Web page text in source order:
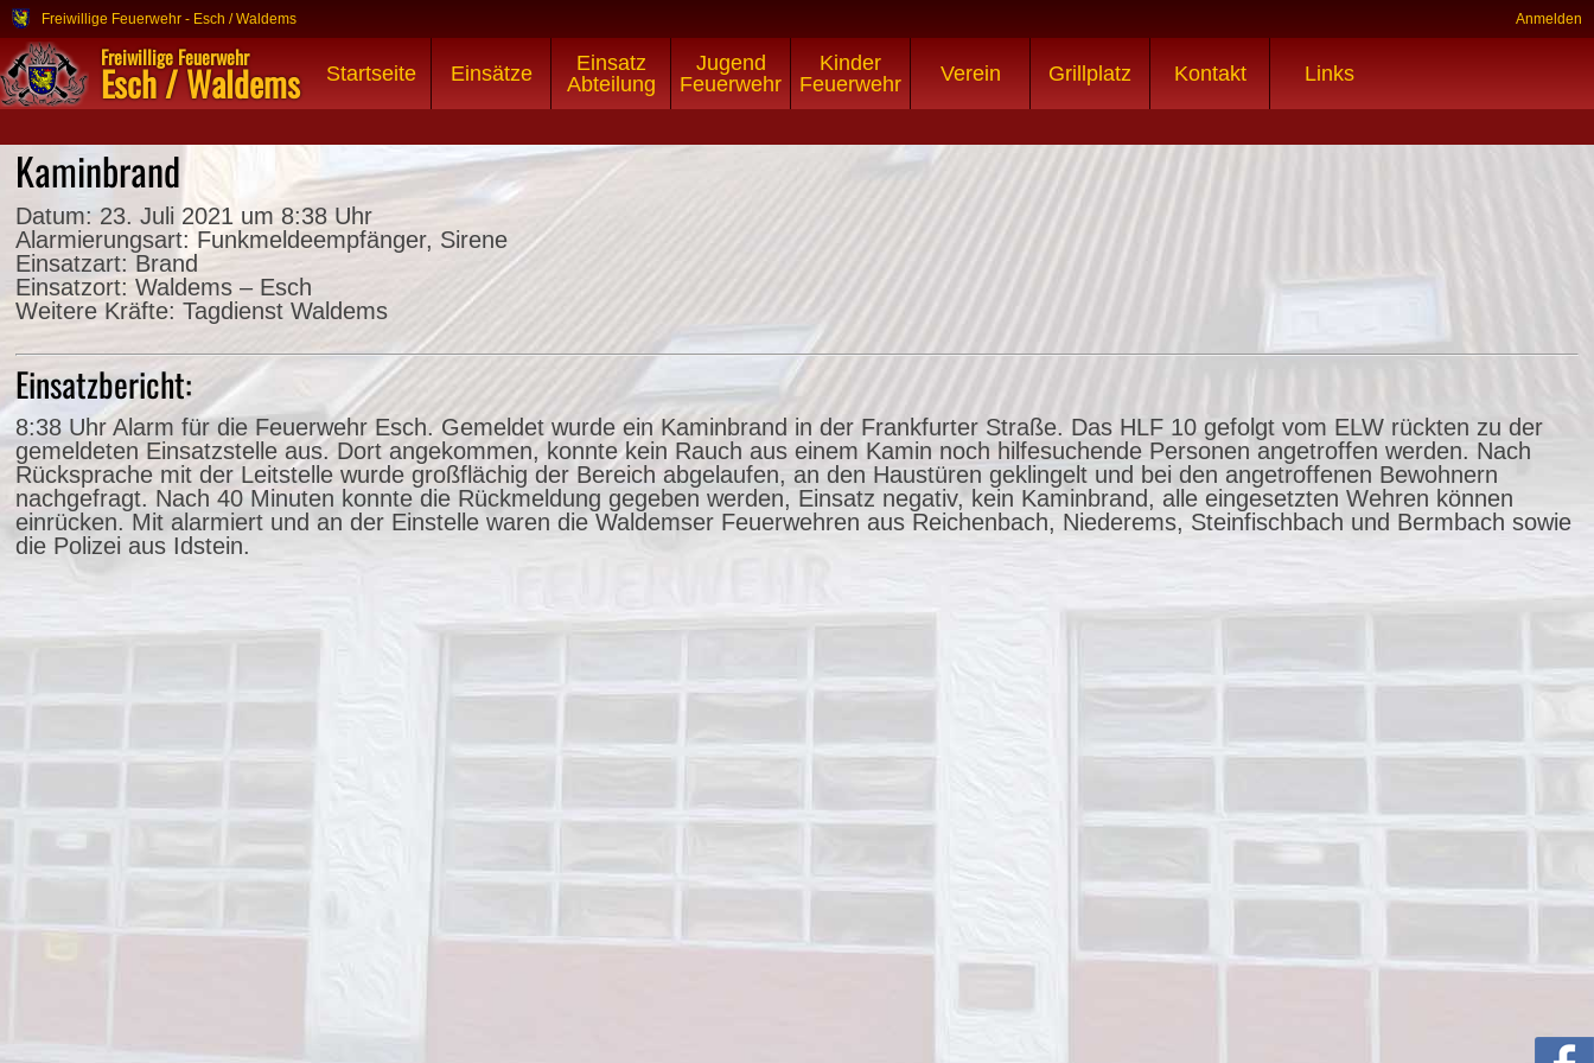
Freiwillige Feuerwehr - Esch / Waldems Anmelden
Freiwillige Feuerwehr
Esch / Waldems Startseite Einsätze
Einsatz
Abteilung
Jugend
Feuerwehr
Kinder
Feuerwehr
Verein Grillplatz Kontakt Links
Kaminbrand
Datum: 23. Juli 2021 um 8:38 Uhr
Alarmierungsart: Funkmeldeempfänger, Sirene
Einsatzart: Brand
Einsatzort: Waldems – Esch
Weitere Kräfte: Tagdienst Waldems
Einsatzbericht:
8:38 Uhr Alarm für die Feuerwehr Esch. Gemeldet wurde ein Kaminbrand in der Frankfurter Straße. Das HLF 10 gefolgt vom ELW rückten zu der
gemeldeten Einsatzstelle aus. Dort angekommen, konnte kein Rauch aus einem Kamin noch hilfesuchende Personen angetroffen werden. Nach
Rücksprache mit der Leitstelle wurde großflächig der Bereich abgelaufen, an den Haustüren geklingelt und bei den angetroffenen Bewohnern
nachgefragt. Nach 40 Minuten konnte die Rückmeldung gegeben werden, Einsatz negativ, kein Kaminbrand, alle eingesetzten Wehren können
einrücken. Mit alarmiert und an der Einstelle waren die Waldemser Feuerwehren aus Reichenbach, Niederems, Steinfischbach und Bermbach sowie
die Polizei aus Idstein.